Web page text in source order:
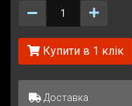
Количество
Купити в 1 клік
Доставка